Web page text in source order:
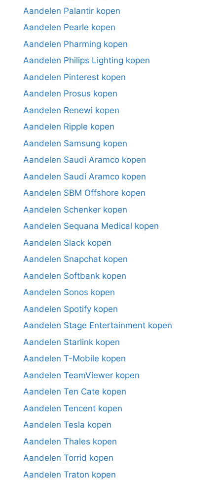
Aandelen Palantir kopen
Aandelen Pearle kopen
Aandelen Pharming kopen
Aandelen Philips Lighting kopen
Aandelen Pinterest kopen
Aandelen Prosus kopen
Aandelen Renewi kopen
Aandelen Ripple kopen
Aandelen Samsung kopen
Aandelen Saudi Aramco kopen
Aandelen Saudi Aramco kopen
Aandelen SBM Offshore kopen
Aandelen Schenker kopen
Aandelen Sequana Medical kopen
Aandelen Slack kopen
Aandelen Snapchat kopen
Aandelen Softbank kopen
Aandelen Sonos kopen
Aandelen Spotify kopen
Aandelen Stage Entertainment kopen
Aandelen Starlink kopen
Aandelen T-Mobile kopen
Aandelen TeamViewer kopen
Aandelen Ten Cate kopen
Aandelen Tencent kopen
Aandelen Tesla kopen
Aandelen Thales kopen
Aandelen Torrid kopen
Aandelen Traton kopen